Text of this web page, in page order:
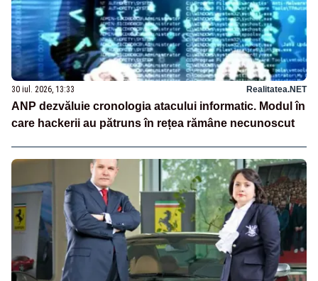
30 iul. 2026, 13:33 Realitatea.NET
ANP dezvăluie cronologia atacului informatic. Modul în
care hackerii au pătruns în rețea rămâne necunoscut